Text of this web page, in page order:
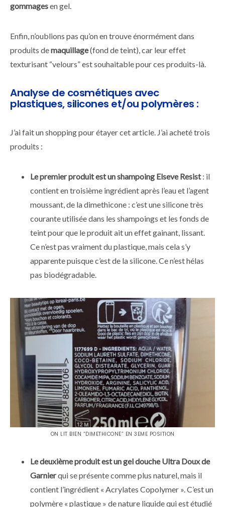
gommagesen gel.
Enfin, n’oublions pas qu’on en trouve énormément dans
produits demaquillage(fond de teint), car leur effet
texturisant “velours” est souhaitable pour ces produits-là.
Analyse de cosmétiques avec
plastiques, silicones et/ou polymères :
J’ai fait un shopping pour étayer cet article. J’ai acheté trois
produits :
Le premier produit est un shampoing Elseve Resist: il
contient en troisième ingrédient après l’eau et l’agent
moussant, de la dimethicone : c’est une silicone très
courante utilisée dans les shampoings et les fonds de
teint pour que le produit ait un effet gainant, lissant.
Ce n’est pas vraiment du plastique, mais cela s’y
apparente puisque c’est de la silicone. Ce n’est hélas
pas biodégradable.
ON LIT BIEN “DIMETHICONE” EN 3EME POSITION
Le deuxième produit est un gel douche Ultra Doux de
Garnierqui se présente comme plus naturel, mais il
contient l’ingrédient « Acrylates Copolymer ». C’est un
polymère « plastique » de nature liquide qui est étudié